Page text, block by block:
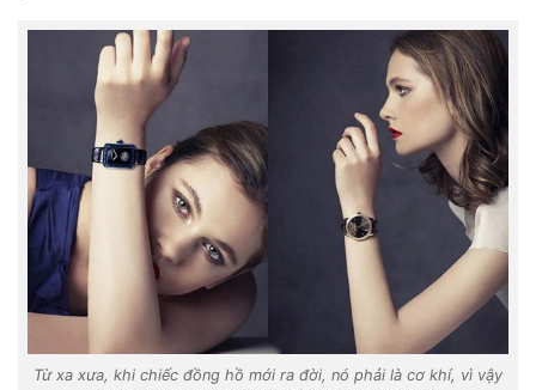
Từ xa xưa, khi chiếc đồng hồ mới ra đời, nó phải là cơ khí, vì vậy